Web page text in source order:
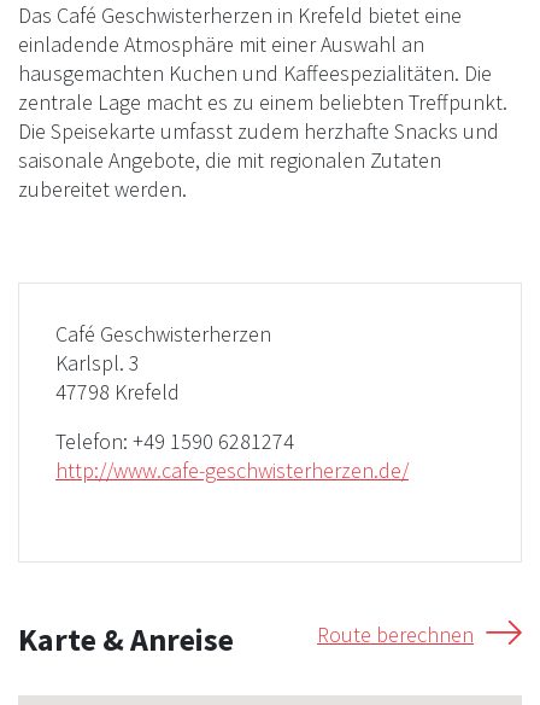
Das Café Geschwisterherzen in Krefeld bietet eine
einladende Atmosphäre mit einer Auswahl an
hausgemachten Kuchen und Kaffeespezialitäten. Die
zentrale Lage macht es zu einem beliebten Treffpunkt.
Die Speisekarte umfasst zudem herzhafte Snacks und
saisonale Angebote, die mit regionalen Zutaten
zubereitet werden.
Café Geschwisterherzen
Karlspl. 3
47798 Krefeld
Telefon: +49 1590 6281274
http://www.cafe-geschwisterherzen.de/
Karte & Anreise Route berechnen